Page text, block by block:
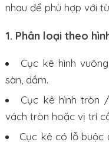
nhau để phù hợp với
1. Phân loại theo
Cục kê hình
sàn, dầm.
Cục kê hình tròn
vách tròn hoặc vị trí
Cục kê có lỗ buộc